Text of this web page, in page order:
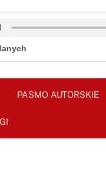
PASMO AUTORSKIE